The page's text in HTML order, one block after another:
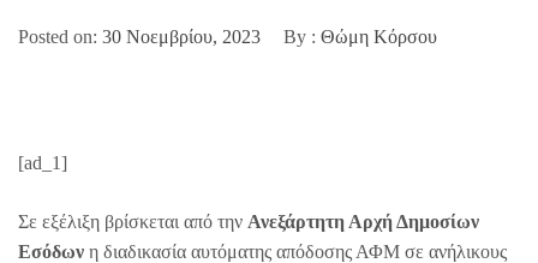
Posted on: 30 Νοεμβρίου, 2023 By : Θώμη Κόρσου
[ad_1]
Σε εξέλιξη βρίσκεται από την Ανεξάρτητη Αρχή Δημοσίων
Εσόδων η διαδικασία αυτόματης απόδοσης ΑΦΜ σε ανήλικους